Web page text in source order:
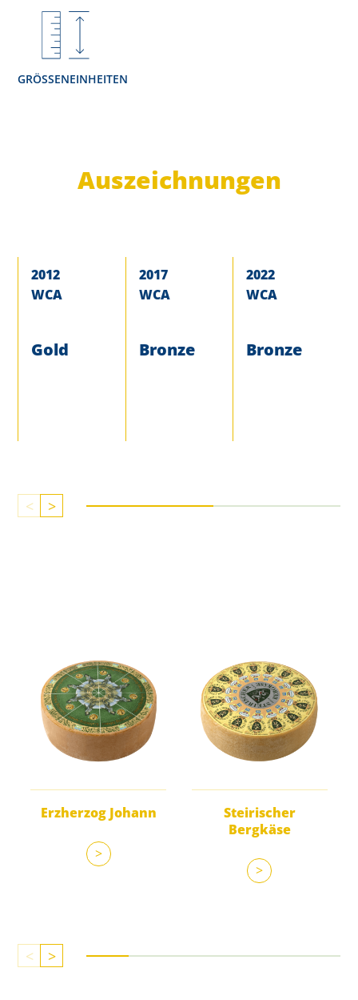
GRÖSSENEINHEITEN
Auszeichnungen
2012
WCA
Gold
2017
WCA
Bronze
2022
WCA
Bronze
< >
Erzherzog Johann
>
Steirischer
Bergkäse
>
< >